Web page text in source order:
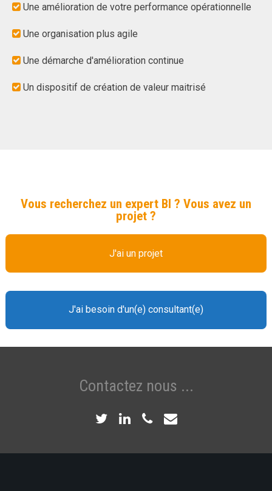
Une amélioration de votre performance opérationnelle
Une organisation plus agile
Une démarche d'amélioration continue
Un dispositif de création de valeur maitrisé
Vous recherchez un expert BI ? Vous avez un
projet ?
J'ai un projet
J'ai besoin d'un(e) consultant(e)
Contactez nous ...